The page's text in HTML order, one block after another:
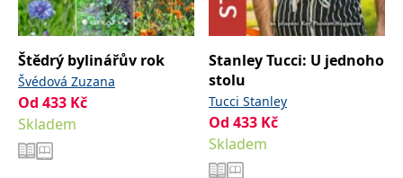
Štědrý bylinářův rok
Švédová Zuzana
Od 433 Kč
Skladem
Stanley Tucci: U jednoho
stolu
Tucci Stanley
Od 433 Kč
Skladem